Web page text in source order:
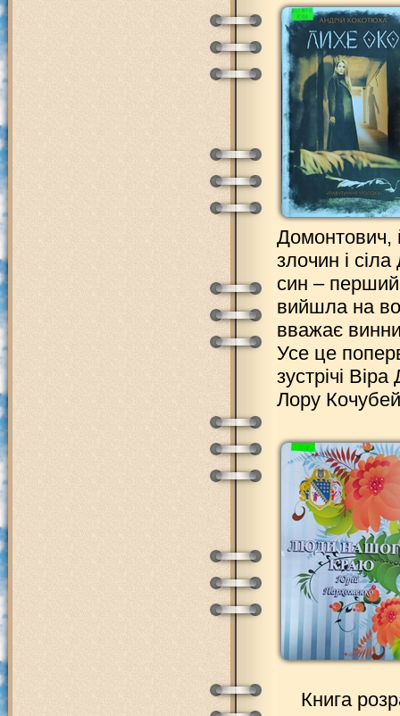
Домонтович,
злочин і
син – перший
вийшла на
вважає
Усе це
зустрічі
Лору
Книга